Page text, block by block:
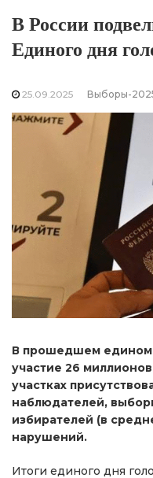
В России
Единого дня
25.09.2025 Выборы-
В прошедшем едином
участие 26
участках
наблюдателей,
избирателей (в
нарушений.
Итоги единого дня